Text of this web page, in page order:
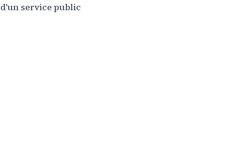
service public